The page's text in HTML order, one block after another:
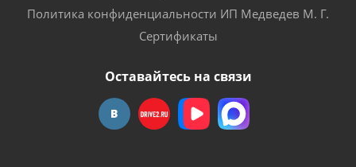
Политика конфиденциальности ИП Медведев М. Г.
Сертификаты
Оставайтесь на связи